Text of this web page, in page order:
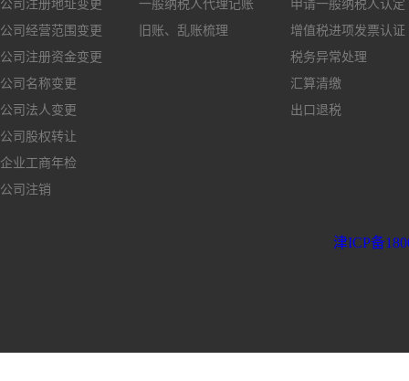
公司注册地址变更
公司经营范围变更
公司注册资金变更
公司名称变更
公司法人变更
公司股权转让
企业工商年检
公司注销
一般纳税人代理记账
旧账、乱账梳理
申请一般纳税人认定
增值税进项发票认证
税务异常处理
汇算清缴
出口退税
津ICP备